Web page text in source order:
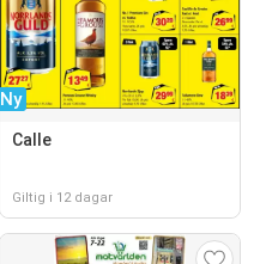
Ny
Calle
Giltig i 12 dagar